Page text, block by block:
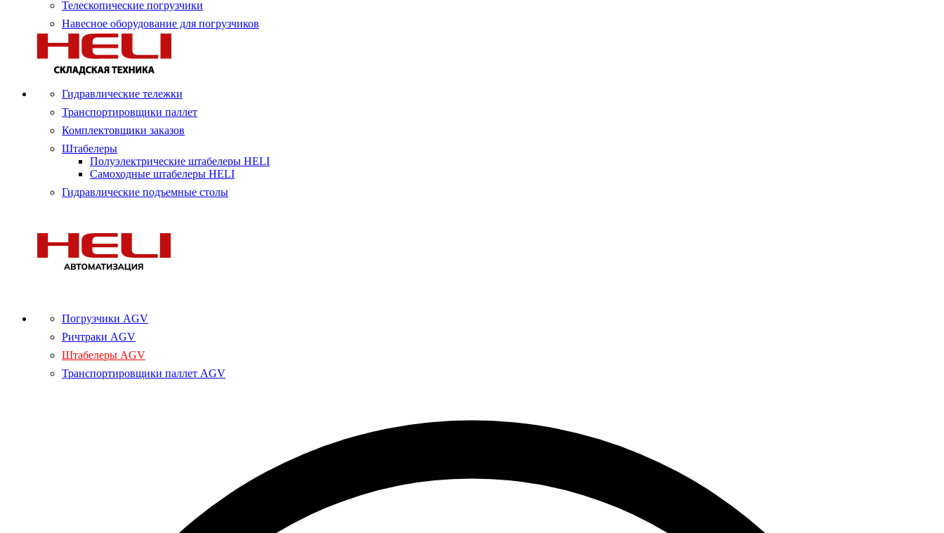
Телескопические погрузчики
Навесное оборудование для погрузчиков
Гидравлические тележки
Транспортировщики паллет
Комплектовщики заказов
Штабелеры
Полуэлектрические штабелеры HELI
Самоходные штабелеры HELI
Гидравлические подъемные столы
Погрузчики AGV
Ричтраки AGV
Штабелеры AGV
Транспортировщики паллет AGV